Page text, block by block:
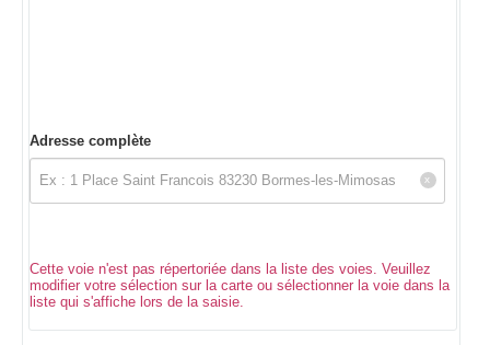
Adresse complète
Cette voie n'est pas répertoriée dans la liste des voies. Veuillez
modifier votre sélection sur la carte ou sélectionner la voie dans la
liste qui s'affiche lors de la saisie.